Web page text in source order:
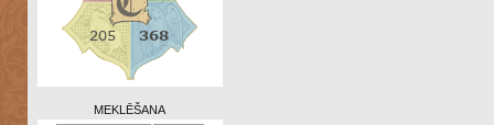
Zināšanu
MEKLĒŠANA